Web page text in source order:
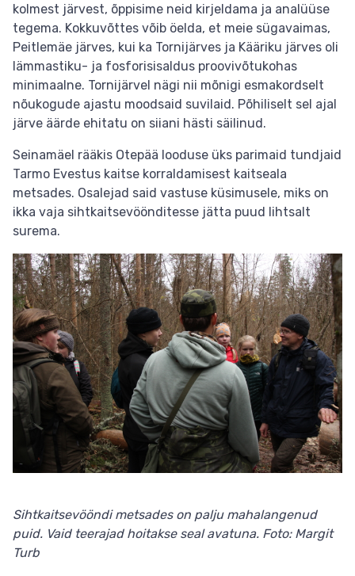
kolmest järvest, õppisime neid kirjeldama ja analüüse
tegema. Kokkuvõttes võib öelda, et meie sügavaimas,
Peitlemäe järves, kui ka Tornijärves ja Kääriku järves oli
lämmastiku- ja fosforisisaldus proovivõtukohas
minimaalne. Tornijärvel nägi nii mõnigi esmakordselt
nõukogude ajastu moodsaid suvilaid. Põhiliselt sel ajal
järve äärde ehitatu on siiani hästi säilinud.
Seinamäel rääkis Otepää looduse üks parimaid tundjaid
Tarmo Evestus kaitse korraldamisest kaitseala
metsades. Osalejad said vastuse küsimusele, miks on
ikka vaja sihtkaitsevöönditesse jätta puud lihtsalt
surema.
Sihtkaitsevööndi metsades on palju mahalangenud
puid. Vaid teerajad hoitakse seal avatuna. Foto: Margit
Turb